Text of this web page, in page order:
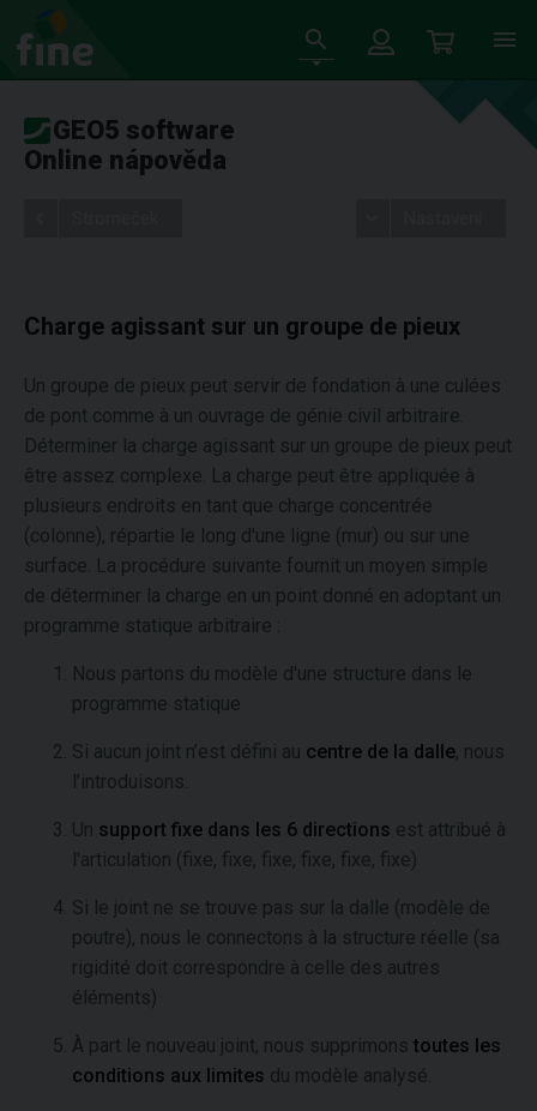
GEO5 software
Online nápověda
Charge agissant sur un groupe de pieux
Un groupe de pieux peut servir de fondation à une culées
de pont comme à un ouvrage de génie civil arbitraire.
Déterminer la charge agissant sur un groupe de pieux peut
être assez complexe. La charge peut être appliquée à
plusieurs endroits en tant que charge concentrée
(colonne), répartie le long d'une ligne (mur) ou sur une
surface. La procédure suivante fournit un moyen simple
de déterminer la charge en un point donné en adoptant un
programme statique arbitraire :
Nous partons du modèle d'une structure dans le
programme statique
Si aucun joint n’est défini au centre de la dalle, nous
l’introduisons.
Un support fixe dans les 6 directions est attribué à
l'articulation (fixe, fixe, fixe, fixe, fixe, fixe)
Si le joint ne se trouve pas sur la dalle (modèle de
poutre), nous le connectons à la structure réelle (sa
rigidité doit correspondre à celle des autres
éléments)
À part le nouveau joint, nous supprimons toutes les
conditions aux limites du modèle analysé.